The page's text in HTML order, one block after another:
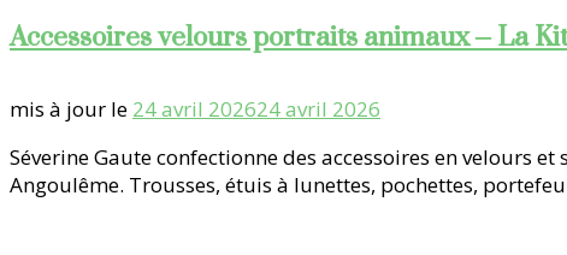
Accessoires velours portraits animaux – La
mis à jour le 24 avril 202624 avril 2026
Séverine Gaute confectionne des accessoires en velours
Angoulême. Trousses, étuis à lunettes, pochettes,